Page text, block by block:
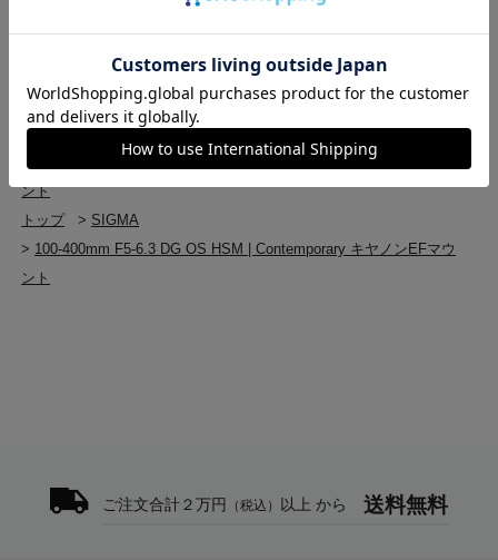
トップ
> 交換レンズ・レンズアクセサリー
>交換レンズ・レンズアクセサリー(新品)
>
100-400mm F5-6.3 DG OS HSM | Contemporary キヤノンEFマウ
ント
トップ
> SIGMA
> 100-400mm F5-6.3 DG OS HSM | Contemporary キヤノンEFマウ
ント
ご注文合計２万円 （税込） 以上 から 送料無料